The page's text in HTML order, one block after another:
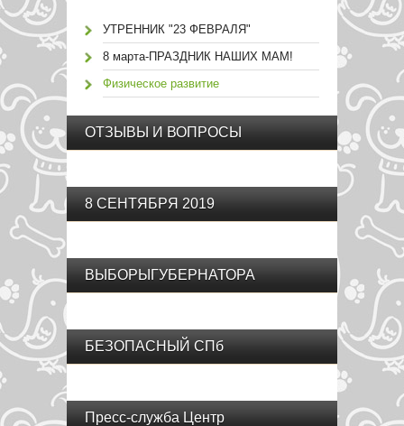
УТРЕННИК "23 ФЕВРАЛЯ"
8 марта-ПРАЗДНИК НАШИХ МАМ!
Физическое развитие
ОТЗЫВЫ И ВОПРОСЫ
8 СЕНТЯБРЯ 2019
ВЫБОРЫГУБЕРНАТОРА
БЕЗОПАСНЫЙ СПб
Пресс-служба Центр